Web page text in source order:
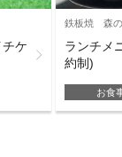
ケ
鉄板焼 森
ランチメ
約制)
お食